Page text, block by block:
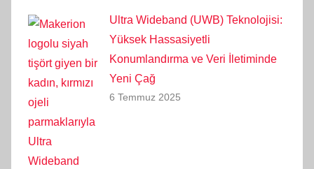
Ultra Wideband (UWB) Teknolojisi:
Yüksek Hassasiyetli
Konumlandırma ve Veri İletiminde
Yeni Çağ
6 Temmuz 2025